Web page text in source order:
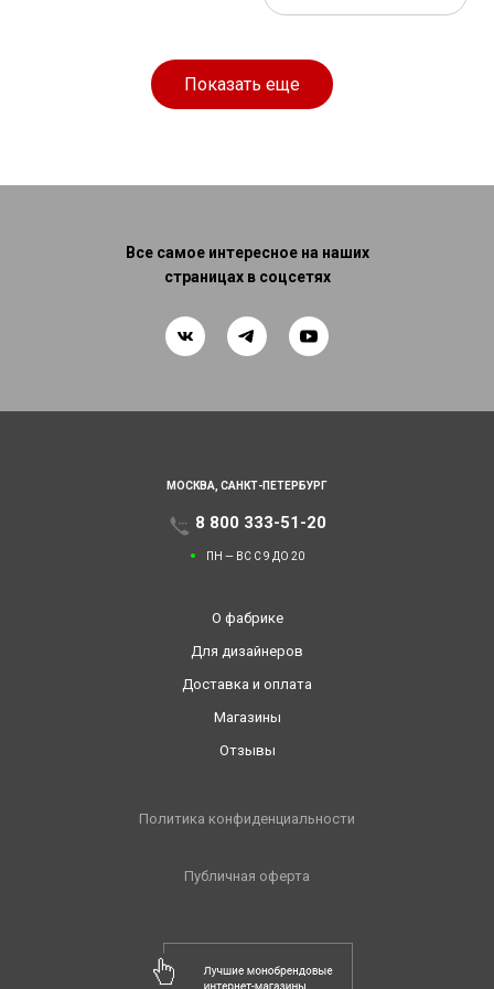
Показать еще
Все самое интересное на наших
страницах в соцсетях
МОСКВА, САНКТ-ПЕТЕРБУРГ
8 800 333-51-20
ПН — ВС С 9 ДО 20
О фабрике
Для дизайнеров
Доставка и оплата
Магазины
Отзывы
Политика конфиденциальности
Публичная оферта